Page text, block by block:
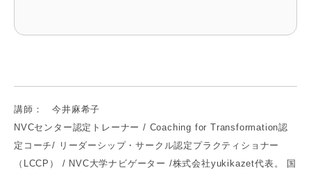
講師： 今井麻希子
NVCセンター認定トレーナー / Coaching for Transformation認
定コーチ/ リーダーシップ・サークル認定プラクティショナー
（LCCP） / NVC大学ナビゲーター /株式会社yukikazet代表。 国